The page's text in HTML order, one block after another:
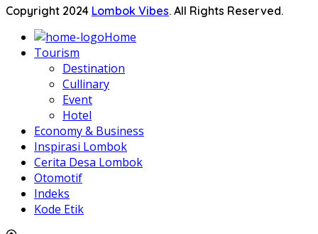
Copyright 2024 Lombok Vibes. All Rights Reserved.
Home
Tourism
Destination
Cullinary
Event
Hotel
Economy & Business
Inspirasi Lombok
Cerita Desa Lombok
Otomotif
Indeks
Kode Etik